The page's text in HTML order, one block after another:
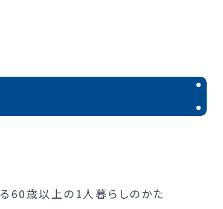
60歳以上の1人暮らしのかた